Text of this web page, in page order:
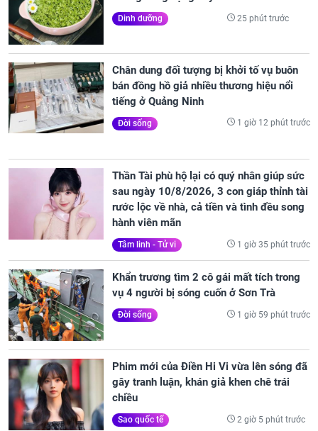
Dinh dưỡng 25 phút trước
Chân dung đối tượng bị khởi tố vụ buôn
bán đồng hồ giả nhiều thương hiệu nổi
tiếng ở Quảng Ninh
Đời sống 1 giờ 12 phút trước
Thần Tài phù hộ lại có quý nhân giúp sức
sau ngày 10/8/2026, 3 con giáp thỉnh tài
rước lộc về nhà, cả tiền và tình đều song
hành viên mãn
Tâm linh - Tử vi 1 giờ 35 phút trước
Khẩn trương tìm 2 cô gái mất tích trong
vụ 4 người bị sóng cuốn ở Sơn Trà
Đời sống 1 giờ 59 phút trước
Phim mới của Điền Hi Vi vừa lên sóng đã
gây tranh luận, khán giả khen chê trái
chiều
Sao quốc tế 2 giờ 5 phút trước